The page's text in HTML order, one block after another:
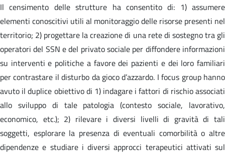
Il censimento delle strutture ha consentito di: 1) assumere
elementi conoscitivi utili al monitoraggio delle risorse presenti nel
territorio; 2) progettare la creazione di una rete di sostegno tra gli
operatori del SSN e del privato sociale per diffondere informazioni
su interventi e politiche a favore dei pazienti e dei loro familiari
per contrastare il disturbo da gioco d’azzardo. I focus group hanno
avuto il duplice obiettivo di 1) indagare i fattori di rischio associati
allo sviluppo di tale patologia (contesto sociale, lavorativo,
economico, etc.); 2) rilevare i diversi livelli di gravità di tali
soggetti, esplorare la presenza di eventuali comorbilità o altre
dipendenze e studiare i diversi approcci terapeutici attivati sul